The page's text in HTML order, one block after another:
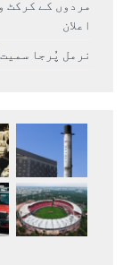
اعلان
نرمل پُرجا سمیت 10 کوہ پیما براڈ پیک پر لاپتہ